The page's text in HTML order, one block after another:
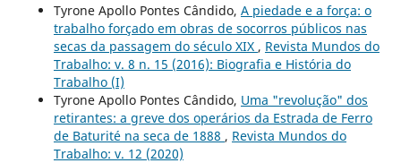
Tyrone Apollo Pontes Cândido, A piedade e a força: o
trabalho forçado em obras de socorros públicos nas
secas da passagem do século XIX , Revista Mundos do
Trabalho: v. 8 n. 15 (2016): Biografia e História do
Trabalho (I)
Tyrone Apollo Pontes Cândido, Uma "revolução" dos
retirantes: a greve dos operários da Estrada de Ferro
de Baturité na seca de 1888 , Revista Mundos do
Trabalho: v. 12 (2020)